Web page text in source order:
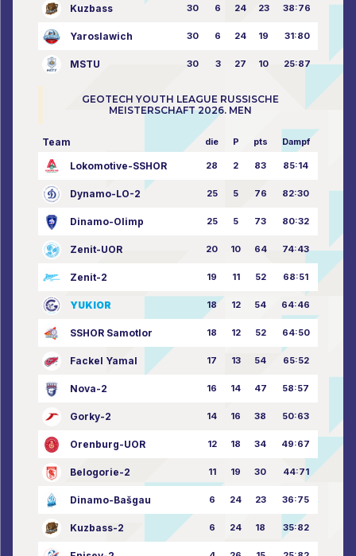
Kuzbass 30 6 24 23 38:76
Yaroslawich 30 6 24 19 31:80
MSTU 30 3 27 10 25:87
GEOTECH YOUTH LEAGUE RUSSISCHE
MEISTERSCHAFT 2026. MEN
Team die P pts Dampf
Lokomotive-SSHOR 28 2 83 85:14
Dynamo-LO-2 25 5 76 82:30
Dinamo-Olimp 25 5 73 80:32
Zenit-UOR 20 10 64 74:43
Zenit-2 19 11 52 68:51
YUKIOR 18 12 54 64:46
SSHOR Samotlor 18 12 52 64:50
Fackel Yamal 17 13 54 65:52
Nova-2 16 14 47 58:57
Gorky-2 14 16 38 50:63
Orenburg-UOR 12 18 34 49:67
Belogorie-2 11 19 30 44:71
Dinamo-Bašgau 6 24 23 36:75
Kuzbass-2 6 24 18 35:82